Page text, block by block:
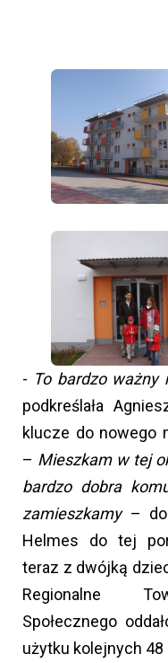
- To bardzo ważny
podkreślała
klucze do nowego
– Mieszkam w tej
bardzo dobra
zamieszkamy –
Helmes do tej
teraz z dwójką
Regionalne
Społecznego
użytku kolejnych 48